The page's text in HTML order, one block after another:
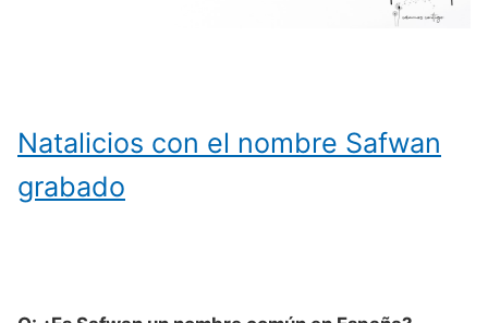
Natalicios con el nombre Safwan
grabado